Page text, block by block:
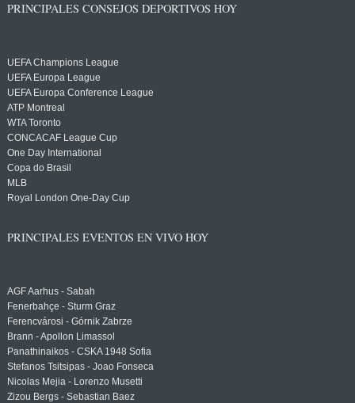
PRINCIPALES CONSEJOS DEPORTIVOS HOY
UEFA Champions League
UEFA Europa League
UEFA Europa Conference League
ATP Montreal
WTA Toronto
CONCACAF League Cup
One Day International
Copa do Brasil
MLB
Royal London One-Day Cup
PRINCIPALES EVENTOS EN VIVO HOY
AGF Aarhus - Sabah
Fenerbahçe - Sturm Graz
Ferencvárosi - Górnik Zabrze
Brann - Apollon Limassol
Panathinaikos - CSKA 1948 Sofia
Stefanos Tsitsipas - Joao Fonseca
Nicolas Mejia - Lorenzo Musetti
Zizou Bergs - Sebastian Baez